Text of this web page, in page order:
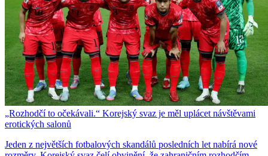
„Rozhodčí to očekávali.“ Korejský svaz je měl uplácet návštěvami
erotických salonů
Jeden z největších fotbalových skandálů posledních let nabírá nové